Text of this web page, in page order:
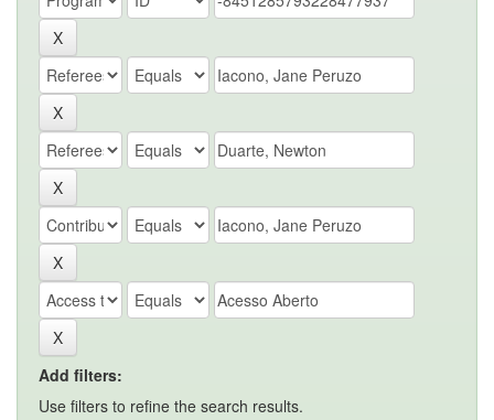
Add filters:
Use filters to refine the search results.